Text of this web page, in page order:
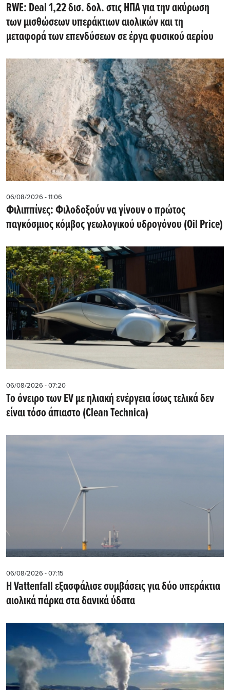
RWE: Deal 1,22 δισ. δολ. στις ΗΠΑ για την ακύρωση
των μισθώσεων υπεράκτιων αιολικών και τη
μεταφορά των επενδύσεων σε έργα φυσικού αερίου
06/08/2026 - 11:06
Φιλιππίνες: Φιλοδοξούν να γίνουν ο πρώτος
παγκόσμιος κόμβος γεωλογικού υδρογόνου (Oil Price)
06/08/2026 - 07:20
Το όνειρο των EV με ηλιακή ενέργεια ίσως τελικά δεν
είναι τόσο άπιαστο (Clean Technica)
06/08/2026 - 07:15
Η Vattenfall εξασφάλισε συμβάσεις για δύο υπεράκτια
αιολικά πάρκα στα δανικά ύδατα